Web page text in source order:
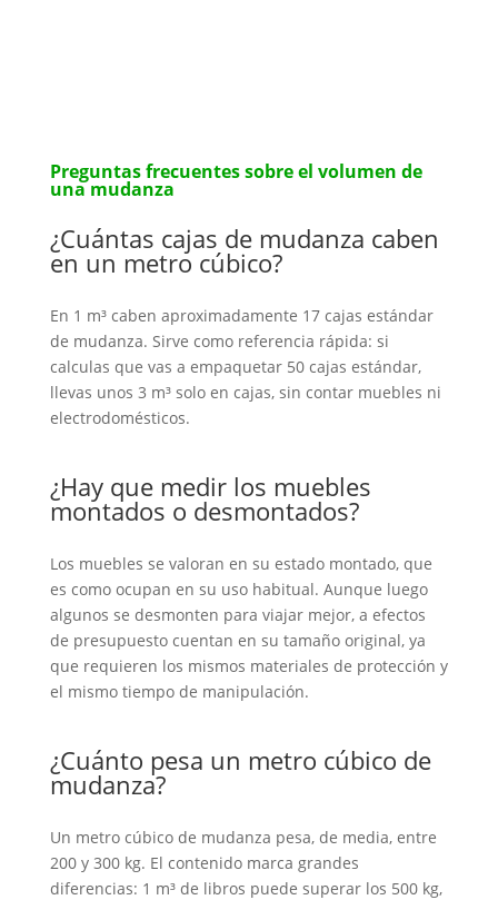
Preguntas frecuentes sobre el volumen de
una mudanza
¿Cuántas cajas de mudanza caben
en un metro cúbico?
En 1 m³ caben aproximadamente 17 cajas estándar
de mudanza. Sirve como referencia rápida: si
calculas que vas a empaquetar 50 cajas estándar,
llevas unos 3 m³ solo en cajas, sin contar muebles ni
electrodomésticos.
¿Hay que medir los muebles
montados o desmontados?
Los muebles se valoran en su estado montado, que
es como ocupan en su uso habitual. Aunque luego
algunos se desmonten para viajar mejor, a efectos
de presupuesto cuentan en su tamaño original, ya
que requieren los mismos materiales de protección y
el mismo tiempo de manipulación.
¿Cuánto pesa un metro cúbico de
mudanza?
Un metro cúbico de mudanza pesa, de media, entre
200 y 300 kg. El contenido marca grandes
diferencias: 1 m³ de libros puede superar los 500 kg,